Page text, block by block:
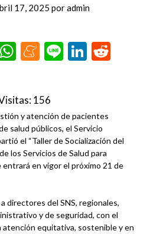
17, 2025 poradmin
WhatsApp
Meneame
Line
156
y atención de pacientes
salud públicos, el Servicio
el “Taller de Socialización del
los Servicios de Salud para
entrará en vigor el próximo 21 de
directores del SNS, regionales,
y de seguridad, con el
equitativa, sostenible y en